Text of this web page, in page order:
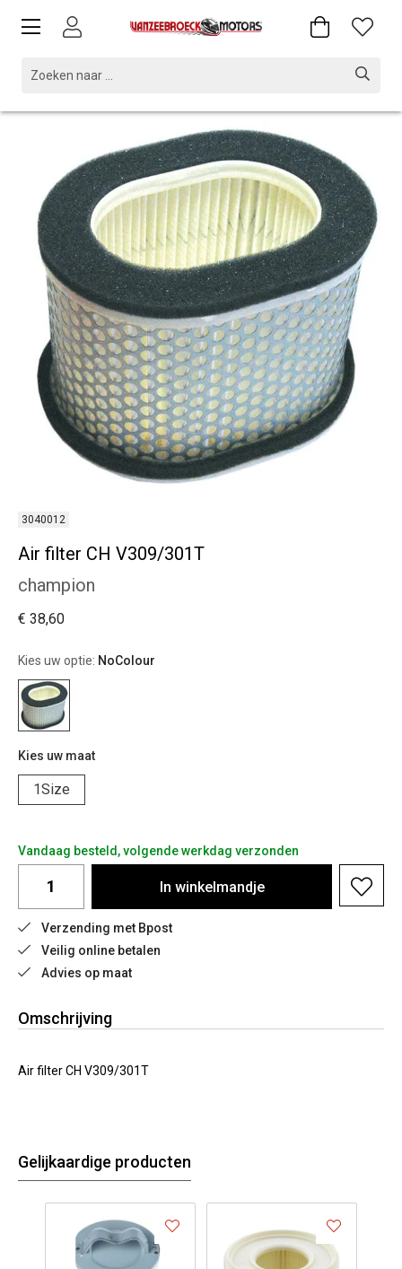
3040012
Air filter CH V309/301T
champion
€ 38,60
Kies uw optie: NoColour
Kies uw maat
1Size
Vandaag besteld, volgende werkdag verzonden
In winkelmandje
Verzending met Bpost
Veilig online betalen
Advies op maat
Omschrijving
Air filter CH V309/301T
Gelijkaardige producten